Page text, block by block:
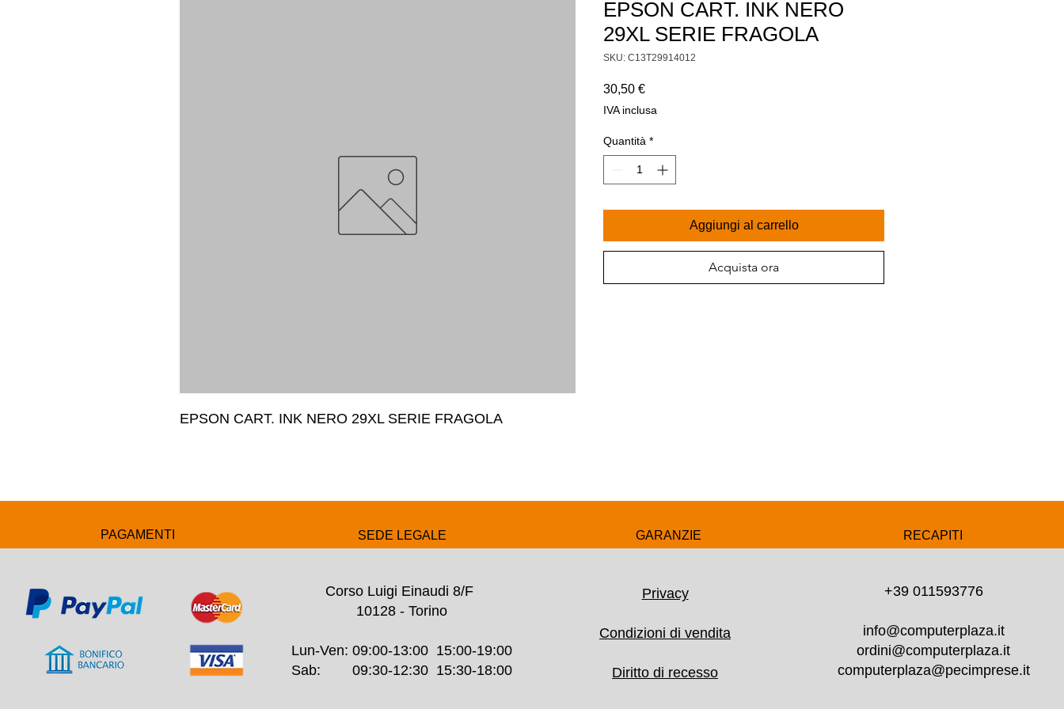
EPSON CART. INK NERO 29XL SERIE FRAGOLA
EPSON CART. INK NERO
29XL SERIE FRAGOLA
SKU: C13T29914012
30,50 €Prezzo
IVA inclusa
Quantità *
Aggiungi al carrello
Acquista ora
PAGAMENTI SEDE LEGALE GARANZIE RECAPITI
Corso Luigi Einaudi 8/F
10128 - Torino
Lun-Ven: 09:00-13:00 15:00-19:00
Sab: 09:30-12:30 15:30-18:00
Privacy
Condizioni di vendita
Diritto di recesso
+39 011593776
info@computerplaza.it
ordini@computerplaza.it
computerplaza@pecimprese.it